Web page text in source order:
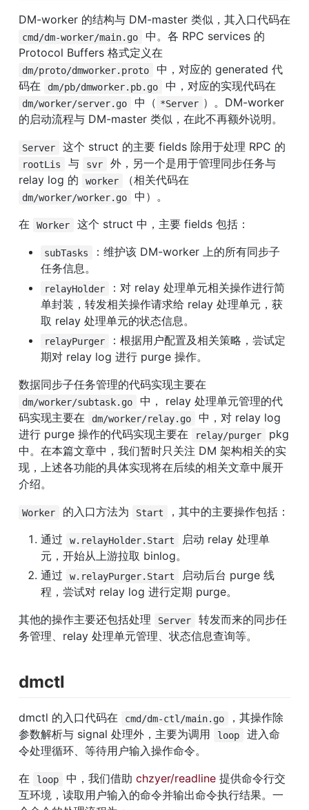
cmd/dm-worker/main.go
中。各 RPC services 的
Protocol Buffers 格式定义在
dm/proto/dmworker.proto
中，对应的 generated 代
码在
dm/pb/dmworker.pb.go 中，对应的实现代码在
dm/worker/server.go 中（ *Server ）。DM-worker
的启动流程与 DM-master 类似，在此不再额外说明。
Server
rootLis 与 svr
外，另一个是用于管理同步任务与
relay log 的
worker （相关代码在
dm/worker/worker.go
中）。
在
Worker 这个 struct 中，主要 fields 包括：
subTasks
：维护该 DM-worker 上的所有同步子
任务信息。
relayHolder
：对 relay 处理单元相关操作进行简
单封装，转发相关操作请求给 relay 处理单元，获
取 relay 处理单元的状态信息。
relayPurger
：根据用户配置及相关策略，尝试定
期对 relay log 进行 purge 操作。
数据同步子任务管理的代码实现主要在
dm/worker/subtask.go
中， relay 处理单元管理的代
码实现主要在
dm/worker/relay.go
中，对 relay log
进行 purge 操作的代码实现主要在
relay/purger
pkg
中。在本篇文章中，我们暂时只关注 DM 架构相关的实
现，上述各功能的具体实现将在后续的相关文章中展开
介绍。
Worker 的入口方法为 Start
，其中的主要操作包括：
通过
w.relayHolder.Start
启动 relay 处理单
元，开始从上游拉取 binlog。
通过
w.relayPurger.Start
启动后台 purge 线
程，尝试对 relay log 进行定期 purge。
其他的操作主要还包括处理
Server
转发而来的同步任
务管理、relay 处理单元管理、状态信息查询等。
dmctl
dmctl 的入口代码在 cmd/dm-ctl/main.go
，其操作除
参数解析与 signal 处理外，主要为调用
loop
进入命
令处理循环、等待用户输入操作命令。
在
loop 中，我们借助 chzyer/readline 提供命令行交
互环境，读取用户输入的命令并输出命令执行结果。一